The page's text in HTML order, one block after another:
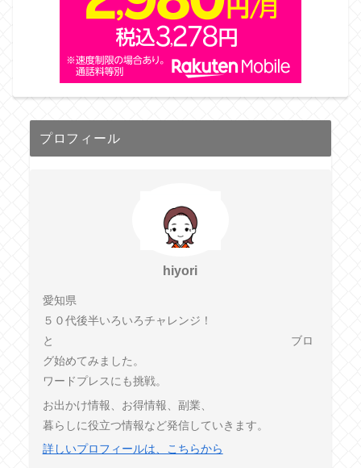
プロフィール
hiyori
愛知県
５０代後半いろいろチャレンジ！
と ブロ
グ始めてみました。
ワードプレスにも挑戦。
お出かけ情報、お得情報、副業、
暮らしに役立つ情報など発信していきます。
詳しいプロフィールは、こちらから